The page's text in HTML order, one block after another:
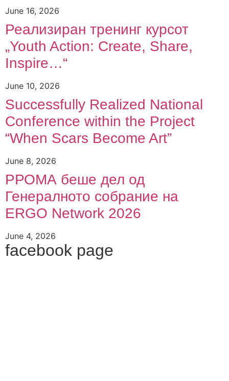
June 16, 2026
Реализиран тренинг курсот
„Youth Action: Create, Share,
Inspire…“
June 10, 2026
Successfully Realized National
Conference within the Project
“When Scars Become Art”
June 8, 2026
РРОМА беше дел од
Генералното собрание на
ERGO Network 2026
June 4, 2026
facebook page